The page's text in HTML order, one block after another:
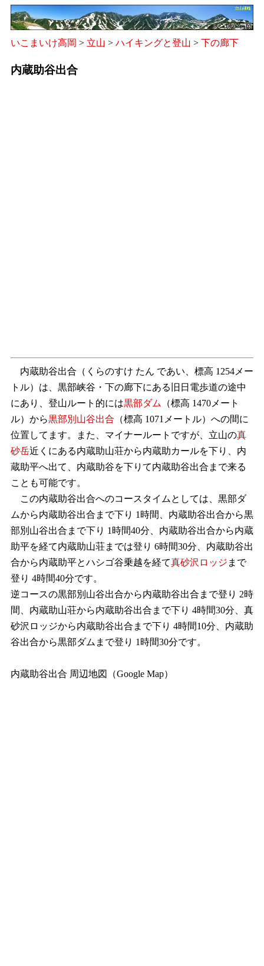
いこまいけ高岡 > 立山 > ハイキングと登山 > 下の廊下
内蔵助谷出合
内蔵助谷出合（くらのすけ たん であい、標高 1254メー
トル）は、黒部峡谷・下の廊下にある旧日電歩道の途中
にあり、登山ルート的には黒部ダム
（標高 1470メート
ル）から黒部別山谷出合 （標高 1071メートル）への間に
位置してます。また、マイナールートですが、立山の真
砂岳近くにある内蔵助山荘から内蔵助カールを下り、内
蔵助平へ出て、内蔵助谷を下りて内蔵助谷出合まで来る
ことも可能です。
この内蔵助谷出合へのコースタイムとしては、黒部ダ
ムから内蔵助谷出合まで下り 1時間、内蔵助谷出合から黒
部別山谷出合まで下り 1時間40分、内蔵助谷出合から内蔵
助平を経て内蔵助山荘までは登り 6時間30分、内蔵助谷出
合から内蔵助平とハシゴ谷乗越を経て真砂沢ロッジ まで
登り 4時間40分です。
逆コースの黒部別山谷出合から内蔵助谷出合まで登り 2時
間、内蔵助山荘から内蔵助谷出合まで下り 4時間30分、真
砂沢ロッジから内蔵助谷出合まで下り 4時間10分、内蔵助
谷出合から黒部ダムまで登り 1時間30分です。
内蔵助谷出合 周辺地図（Google Map）